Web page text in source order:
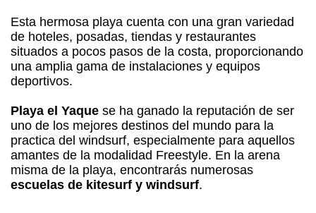
Esta hermosa playa cuenta con una gran variedad
de hoteles, posadas, tiendas y restaurantes
situados a pocos pasos de la costa, proporcionando
una amplia gama de instalaciones y equipos
deportivos.
Playa el Yaque se ha ganado la reputación de ser
uno de los mejores destinos del mundo para la
practica del windsurf, especialmente para aquellos
amantes de la modalidad Freestyle. En la arena
misma de la playa, encontrarás numerosas
escuelas de kitesurf y windsurf.